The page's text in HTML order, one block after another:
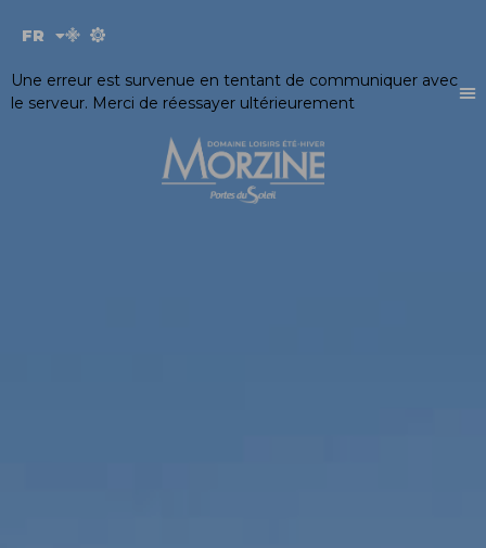
FR
EN
Une erreur est survenue en tentant de communiquer avec
le serveur. Merci de réessayer ultérieurement